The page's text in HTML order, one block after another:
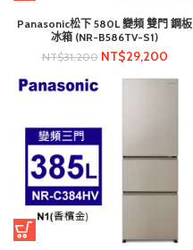
Panasonic松下 580L 變頻 雙門 鋼板
冰箱 (NR-B586TV-S1)
NT$31,200 NT$29,200